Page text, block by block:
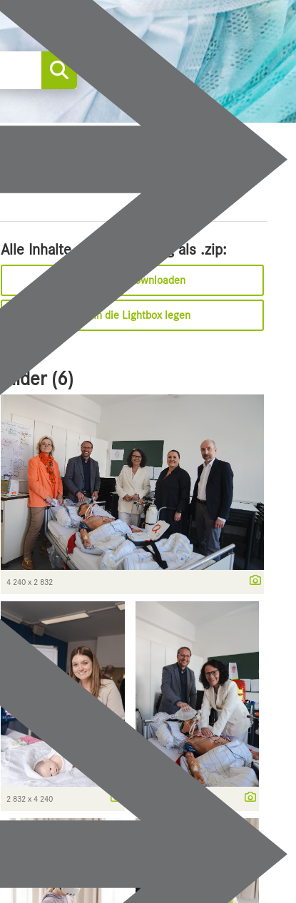
Alle Inhalte dieser Meldung als .zip:
Sofort downloaden
In die Lightbox legen
Bilder (6)
4 240 x 2 832
2 832 x 4 240